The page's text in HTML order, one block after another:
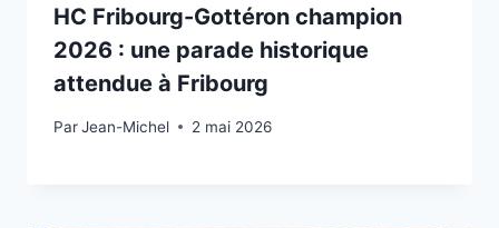
HC Fribourg-Gottéron champion
2026 : une parade historique
attendue à Fribourg
ParJean-Michel
2 mai 2026 2 mai 2026